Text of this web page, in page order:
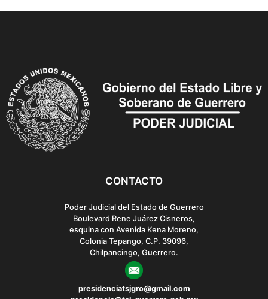
n
o
n
CONTACTO
Poder Judicial del Estado de Guerrero
Boulevard Rene Juárez Cisneros,
esquina con Avenida Kena Moreno,
Colonia Tepango, C.P. 39096,
Chilpancingo, Guerrero.
presidenciatsjgro@gmail.com